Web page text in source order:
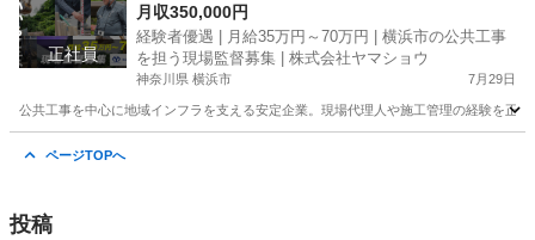
正社員
月収350,000円
経験者優遇 | 月給35万円～70万円 | 横浜市の公共工事
を担う現場監督募集 | 株式会社ヤマショウ
神奈川県 横浜市 7月29日
公共工事を中心に地域インフラを支える安定企業。現場代理人や施工管理の経験を正
ページTOPへ
投稿